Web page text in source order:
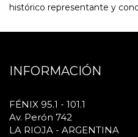
histórico representante y
INFORMACIÓN
FÉNIX 95.1 - 101.1
Av. Perón 742
LA RIOJA - ARGENTINA